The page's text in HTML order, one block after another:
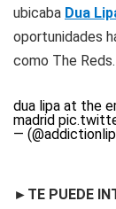
ubicaba Dua
oportunidades
como The Reds.
dua lipa at the
madrid
—
►TE PUEDE